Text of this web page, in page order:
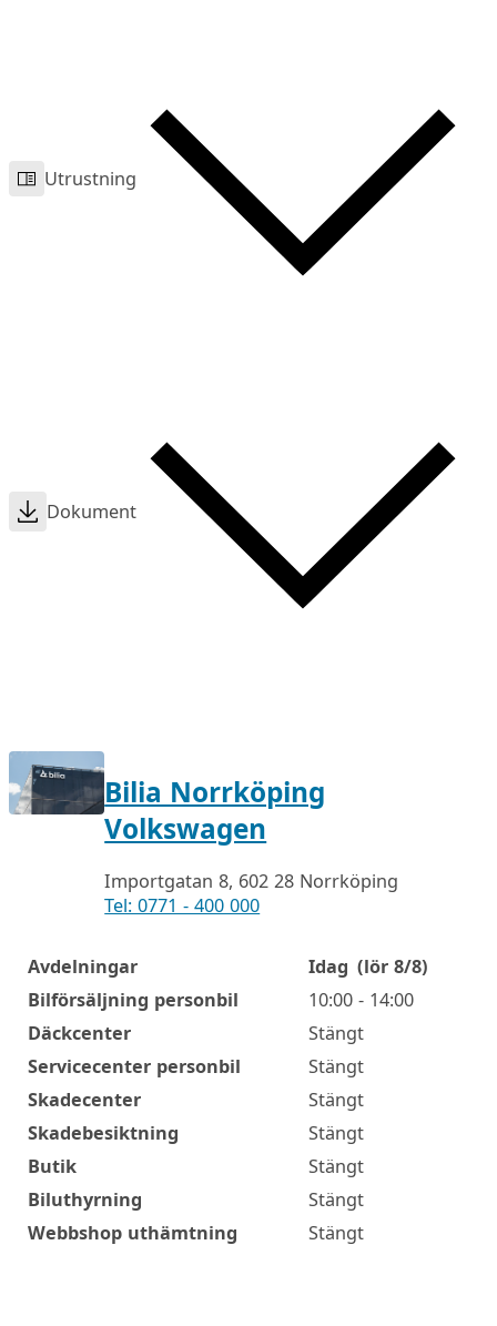
Utrustning
Dokument
Bilia Norrköping
Volkswagen
Importgatan 8, 602 28 Norrköping
Tel: 0771 - 400 000
Öppettider
Avdelningar Idag (lör 8/8)
Bilförsäljning personbil
10:00 - 14:00
Däckcenter
Stängt
Servicecenter personbil
Stängt
Skadecenter
Stängt
Skadebesiktning
Stängt
Butik
Stängt
Biluthyrning
Stängt
Webbshop uthämtning
Stängt